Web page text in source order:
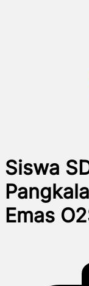
Siswa
Emas